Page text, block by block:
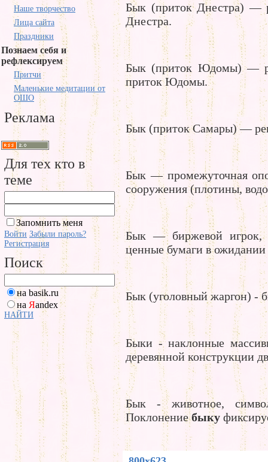
Наше творчество
Лица сайта
Праздники
Познаем себя и
рефлексируем
Притчи
Маленькие медитации от
ОШО
Реклама
Для тех кто в
теме
Запомнить меня
Войти Забыли пароль?
Регистрация
Поиск
на basik.ru
на Яandex
НАЙТИ
Бык (приток Днестра) —
Днестра.
Бык (приток Юдомы) —
приток Юдомы.
Бык (приток Самары) —
Бык — промежуточная
сооружения (плотины,
Бык — биржевой игрок,
ценные бумаги в
Бык (уголовный жаргон) -
Быки - наклонные
деревянной конструкции
Бык - животное,
Поклонениебыку